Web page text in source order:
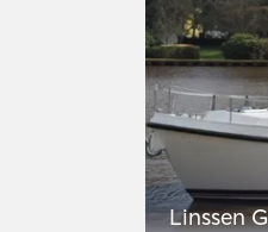
Linssen